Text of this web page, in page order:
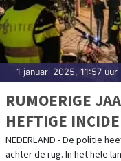
1 januari 2025, 11:57 uur
RUMOERIGE
HEFTIGE
NEDERLAND - De politie
achter de rug. In het hele